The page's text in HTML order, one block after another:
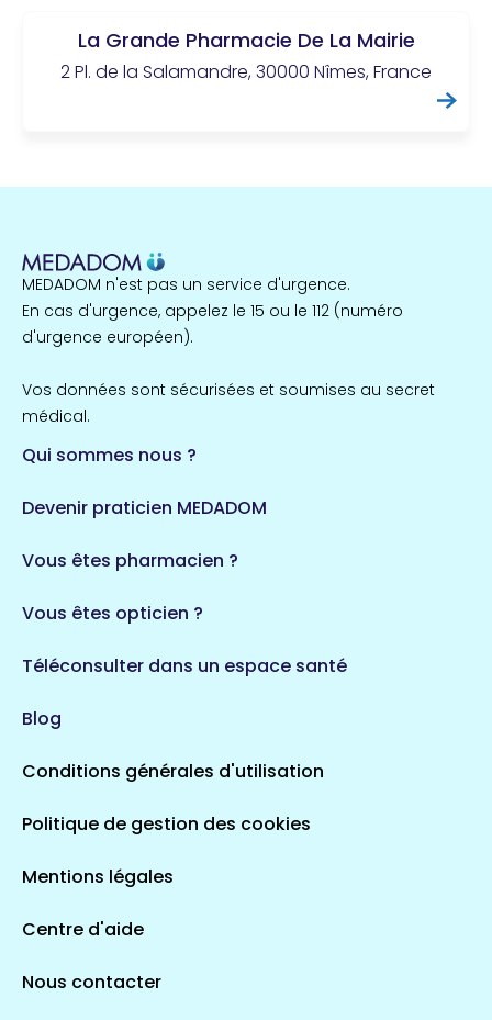
La Grande Pharmacie De La Mairie
2 Pl. de la Salamandre, 30000 Nîmes, France
MEDADOM n'est pas un service d'urgence.
En cas d'urgence, appelez le 15 ou le 112 (numéro
d'urgence européen).
Vos données sont sécurisées et soumises au secret
médical.
Qui sommes nous ?
Devenir praticien MEDADOM
Vous êtes pharmacien ?
Vous êtes opticien ?
Téléconsulter dans un espace santé
Blog
Conditions générales d'utilisation
Politique de gestion des cookies
Mentions légales
Centre d'aide
Nous contacter